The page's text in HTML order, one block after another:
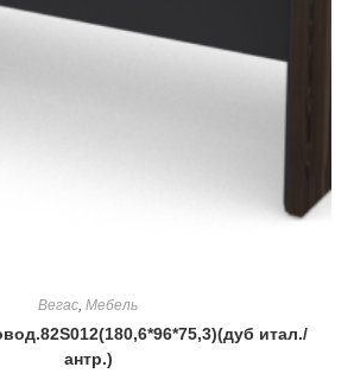
Вегас, Мебель
итал./
антр.)